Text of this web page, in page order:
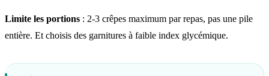
Limite les portions : 2-3 crêpes maximum par repas, pas une pile
entière. Et choisis des garnitures à faible index glycémique.